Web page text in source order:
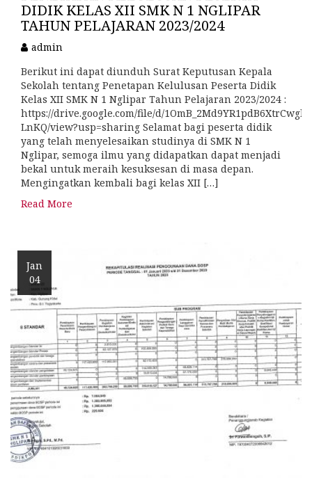
DIDIK KELAS XII SMK N 1 NGLIPAR
TAHUN PELAJARAN 2023/2024
admin
Berikut ini dapat diunduh Surat Keputusan Kepala
Sekolah tentang Penetapan Kelulusan Peserta Didik
Kelas XII SMK N 1 Nglipar Tahun Pelajaran 2023/2024 :
https://drive.google.com/file/d/
LnKQ/view?usp=sharing Selamat bagi peserta didik
yang telah menyelesaikan studinya di SMK N 1
Nglipar, semoga ilmu yang didapatkan dapat menjadi
bekal untuk meraih kesuksesan di masa depan.
Mengingatkan kembali bagi kelas XII […]
Read More
Jan
04